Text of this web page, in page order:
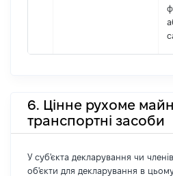
6. Цінне рухоме
транспортні засоби
У суб'єкта декларування чи членів
об'єкти для декларування в цьому